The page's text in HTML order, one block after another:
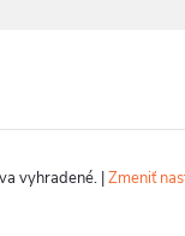
vyhradené. |Zmeniť